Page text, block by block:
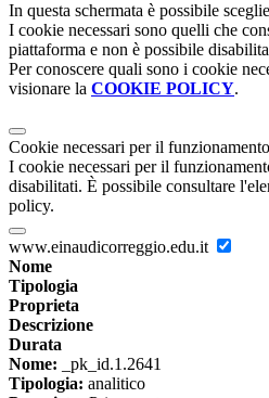
In questa schermata è possibile
I cookie necessari sono quelli che
piattaforma e non è possibile
Per conoscere quali sono i cookie
visionare la COOKIE POLICY.
Cookie necessari per il funzionamento
I cookie necessari per il
disabilitati. È possibile consultare
policy.
www.einaudicorreggio.edu.it
Nome
Tipologia
Proprieta
Descrizione
Durata
Nome: _pk_id.1.2641
Tipologia: analitico